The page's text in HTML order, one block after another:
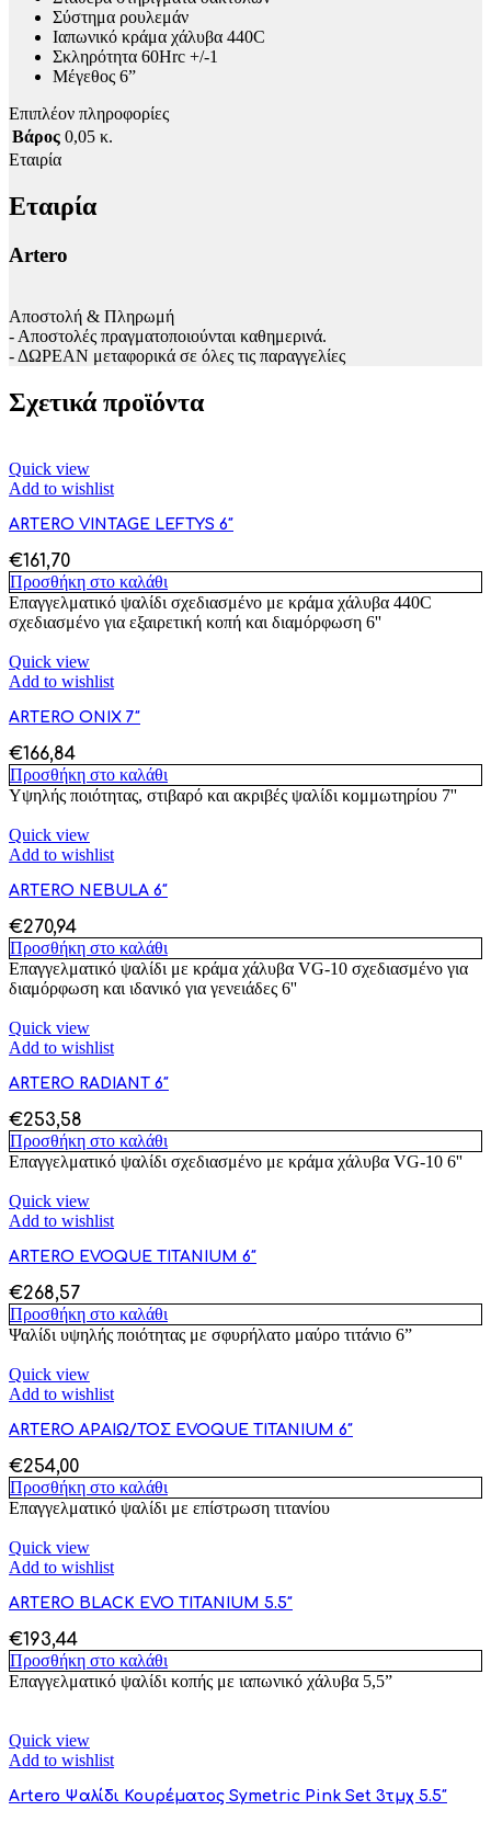
Σύστημα ρουλεμάν
Ιαπωνικό κράμα χάλυβα 440C
Σκληρότητα 60Hrc +/-1
Μέγεθος 6”
Επιπλέον πληροφορίες
Βάρος 0,05 κ.
Εταιρία
Εταιρία
Artero
Αποστολή & Πληρωμή
- Αποστολές πραγματοποιούνται καθημερινά.
- ΔΩΡΕΑΝ μεταφορικά σε όλες τις παραγγελίες
Σχετικά προϊόντα
Quick view
Add to wishlist
ARTERO VINTAGE LEFTYS 6″
€161,70
Προσθήκη στο καλάθι
Επαγγελματικό ψαλίδι σχεδιασμένο με κράμα χάλυβα 440C
σχεδιασμένο για εξαιρετική κοπή και διαμόρφωση 6''
Quick view
Add to wishlist
ARTERO ONIX 7″
€166,84
Προσθήκη στο καλάθι
Υψηλής ποιότητας, στιβαρό και ακριβές ψαλίδι κομμωτηρίου 7''
Quick view
Add to wishlist
ARTERO NEBULA 6″
€270,94
Προσθήκη στο καλάθι
Επαγγελματικό ψαλίδι με κράμα χάλυβα VG-10 σχεδιασμένο για
διαμόρφωση και ιδανικό για γενειάδες 6''
Quick view
Add to wishlist
ARTERO RADIANT 6″
€253,58
Προσθήκη στο καλάθι
Επαγγελματικό ψαλίδι σχεδιασμένο με κράμα χάλυβα VG-10 6''
Quick view
Add to wishlist
ARTERO EVOQUE TITANIUM 6″
€268,57
Προσθήκη στο καλάθι
Ψαλίδι υψηλής ποιότητας με σφυρήλατο μαύρο τιτάνιο 6”
Quick view
Add to wishlist
ARTERO ΑΡΑΙΩ/ΤΟΣ EVOQUE TITANIUM 6″
€254,00
Προσθήκη στο καλάθι
Επαγγελματικό ψαλίδι με επίστρωση τιτανίου
Quick view
Add to wishlist
ARTERO BLACK EVO TITANIUM 5.5″
€193,44
Προσθήκη στο καλάθι
Επαγγελματικό ψαλίδι κοπής με ιαπωνικό χάλυβα 5,5”
Quick view
Add to wishlist
Artero Ψαλίδι Κουρέματος Symetric Pink Set 3τμχ 5.5″